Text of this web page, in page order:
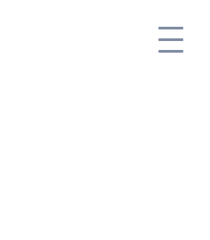
per
fornitori: